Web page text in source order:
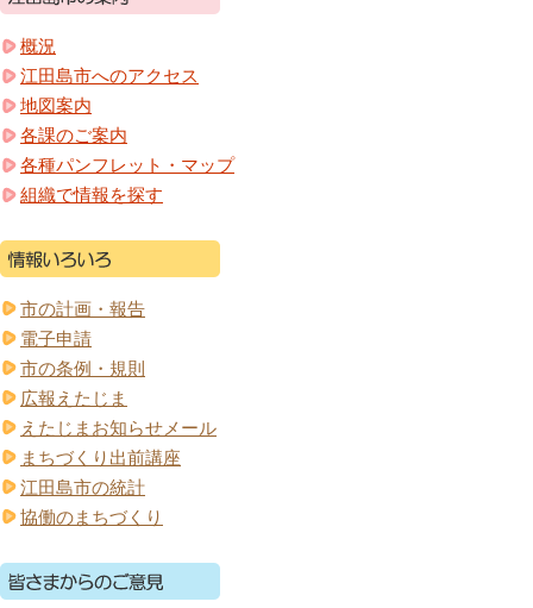
概況
江田島市へのアクセス
地図案内
各課のご案内
各種パンフレット・マップ
組織で情報を探す
市の計画・報告
電子申請
市の条例・規則
広報えたじま
えたじまお知らせメール
まちづくり出前講座
江田島市の統計
協働のまちづくり